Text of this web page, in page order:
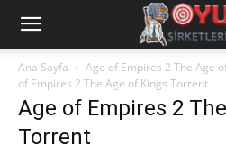
Ana Sayfa Age of Empires 2 The Age
of Empires 2 The Age of Kings Torrent
Age of Empires 2
Torrent